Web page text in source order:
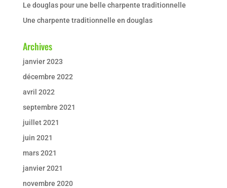
Le douglas pour une belle charpente traditionnelle
Une charpente traditionnelle en douglas
Archives
janvier 2023
décembre 2022
avril 2022
septembre 2021
juillet 2021
juin 2021
mars 2021
janvier 2021
novembre 2020